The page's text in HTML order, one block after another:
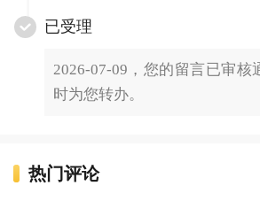
已受理
2026-07-09，您的留言已审核
时为您转办。
热门评论